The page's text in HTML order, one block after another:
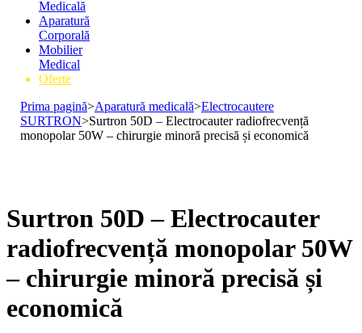
Medicală
Aparatură
Corporală
Mobilier
Medical
Oferte
Prima pagină>Aparatură medicală>Electrocautere
SURTRON>Surtron 50D – Electrocauter radiofrecvență
monopolar 50W – chirurgie minoră precisă și economică
Surtron 50D – Electrocauter
radiofrecvență monopolar 50W
– chirurgie minoră precisă și
economică